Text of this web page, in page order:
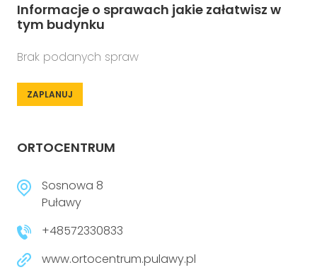
Informacje o sprawach jakie załatwisz w
tym budynku
Brak podanych spraw
ZAPLANUJ
ORTOCENTRUM
Sosnowa 8
Puławy
+48572330833
www.ortocentrum.pulawy.pl